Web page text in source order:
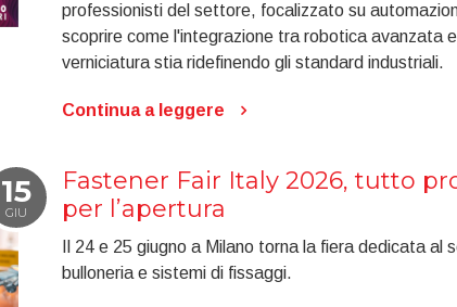
professionisti del settore, focalizzato su
scoprire come l'integrazione tra robotica avanzata
verniciatura stia ridefinendo gli standard industriali.
Continua a leggere
15
GIU
Fastener Fair Italy 2026, tutto
per l’apertura
Il 24 e 25 giugno a Milano torna la fiera dedicata al
bulloneria e sistemi di fissaggi.